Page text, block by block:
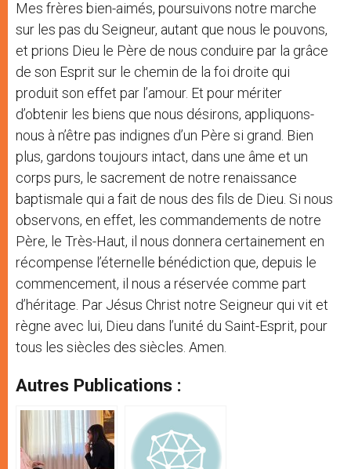
Mes frères bien-aimés, poursuivons notre marche
sur les pas du Seigneur, autant que nous le pouvons,
et prions Dieu le Père de nous conduire par la grâce
de son Esprit sur le chemin de la foi droite qui
produit son effet par l’amour. Et pour mériter
d’obtenir les biens que nous désirons, appliquons-
nous à n’être pas indignes d’un Père si grand. Bien
plus, gardons toujours intact, dans une âme et un
corps purs, le sacrement de notre renaissance
baptismale qui a fait de nous des fils de Dieu. Si nous
observons, en effet, les commandements de notre
Père, le Très-Haut, il nous donnera certainement en
récompense l’éternelle bénédiction que, depuis le
commencement, il nous a réservée comme part
d’héritage. Par Jésus Christ notre Seigneur qui vit et
règne avec lui, Dieu dans l’unité du Saint-Esprit, pour
tous les siècles des siècles. Amen.
Autres Publications :